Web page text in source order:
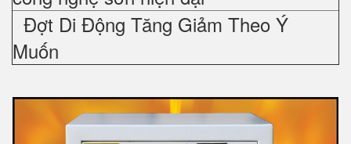
Đợt Di Động Tăng Giảm Theo Ý
Muốn